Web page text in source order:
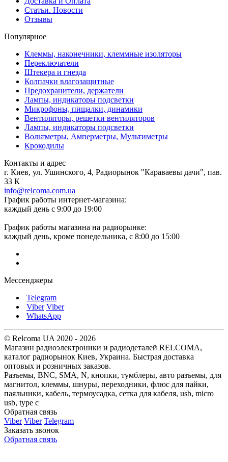
Статьи. Новости
Отзывы
Популярное
Клеммы, наконечники, клеммные изоляторы
Переключатели
Штекера и гнезда
Колпачки влагозащитные
Предохранители, держатели
Лампы, индикаторы подсветки
Микрофоны, пищалки, динамики
Вентиляторы, решетки вентиляторов
Лампы, индикаторы подсветки
Вольтметры, Амперметры, Мультиметры
Крокодилы
Контакты и адрес
г. Киев, ул. Ушинского, 4, Радиорынок "Караваевы дачи", пав.
33 К
info@relcoma.com.ua
График работы интернет-магазина:
каждый день с 9:00 до 19:00
График работы магазина на радиорынке:
каждый день, кроме понедельника, с 8:00 до 15:00
Мессенджеры
Telegram
Viber Viber
WhatsApp
© Relcoma UA 2020 - 2026
Магазин радиоэлектроники и радиодеталей RELCOMA,
каталог радиорынок Киев, Украина. Быстрая доставка
оптовых и розничных заказов.
Разъемы, BNC, SMA, N, кнопки, тумблеры, авто разъемы, для
магнитол, клеммы, шнуры, переходники, флюс для пайки,
паяльники, кабель, термоусадка, сетка для кабеля, usb, micro
usb, type c
Обратная связь
Viber Viber Telegram
Заказать звонок
Обратная связь